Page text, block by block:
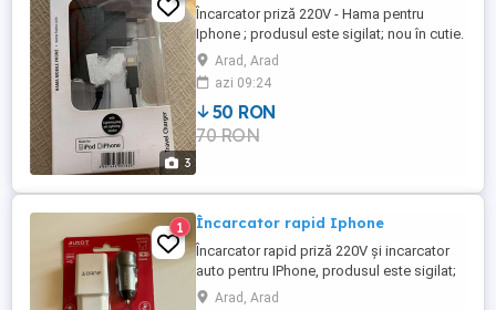
3
Încarcator priză 220V - Hama pentru
Iphone ; produsul este sigilat; nou în cutie.
Arad, Arad
azi 09:24
50 RON
70 RON
1 Încarcator rapid Iphone
Încarcator rapid priză 220V și incarcator
auto pentru IPhone, produsul este sigilat;
nou în cutie!
Arad, Arad